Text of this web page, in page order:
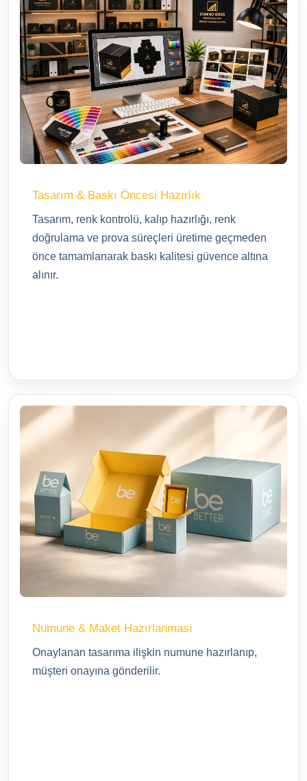
Tasarım & Baskı Öncesi Hazırlık
Tasarım, renk kontrolü, kalıp hazırlığı, renk
doğrulama ve prova süreçleri üretime geçmeden
önce tamamlanarak baskı kalitesi güvence altına
alınır.
Numune & Maket Hazırlanması
Onaylanan tasarıma ilişkin numune hazırlanıp,
müşteri onayına gönderilir.